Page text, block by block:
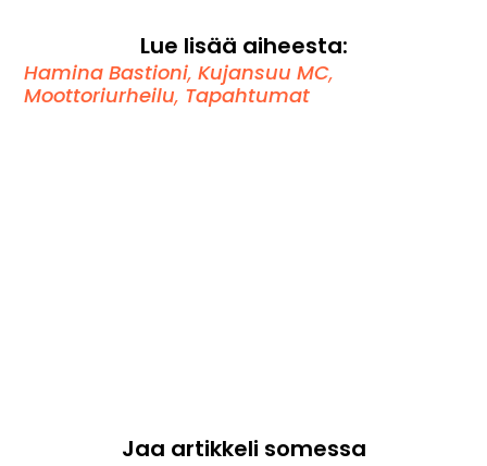
Lue lisää aiheesta:
Hamina Bastioni,Kujansuu MC,
Moottoriurheilu, Tapahtumat
Jaa artikkeli somessa